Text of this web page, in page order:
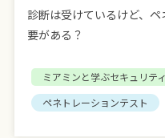
診断は受けているけど、
要がある？
ミアミンと学ぶセキュリテ
ペネトレーションテスト